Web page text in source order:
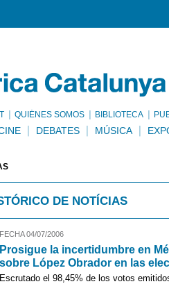
QUIÉNES SOMOS BIBLIOTECA
DEBATES MÚSICA
DE NOTÍCIAS
FECHA 04/07/2006
Prosigue la incertidumbre en
sobre López Obrador en las
Escrutado el 98,45% de los votos